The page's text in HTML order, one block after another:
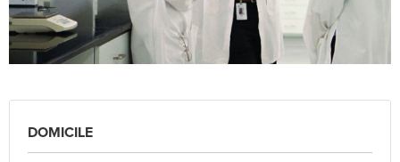
DOMICILE